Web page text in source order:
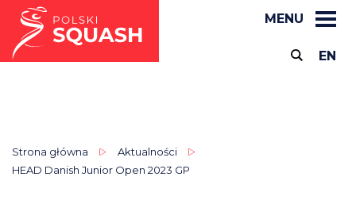
MENU
EN
Strona główna
Aktualności
HEAD Danish Junior Open 2023 GP